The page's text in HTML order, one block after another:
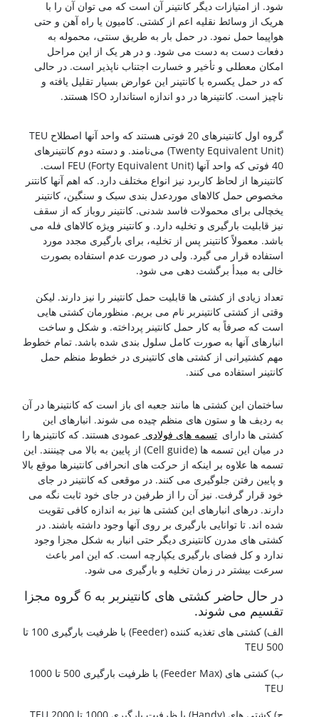
شود. از امتیازات دیگر کانتینر آن است که می توان آن را با
هریک از وسائط نقلیه اعم از کشتی. کامیون یا راه آهن و حتی
هواپیما حمل نمود. در حمل بار به طریق سنتی، محموله به
دفعات دست به دست می شود. و در هر یک از این مراحل
امکان معطلی و تأخیر و خسارت اجتناب ناپذیر است. در حالی
که در حمل یکسره با کانتینر این عوارض بسیار تقلیل یافته و
ناچیز است. کانتینرها در دو اندازه استاندارد ISO هستند.
گروه اول کانتینرهای 20 فوتی هستند که واحد آنها اصطلاح TEU
(Twenty Equivalent Unit) می‌نامند. و دسته دوم کانتینرهای
40 فوتی که واحد آنها FEU (Forty Equivalent Unit) است.
کانتینرها از لحاظ کاربرد نیز انواع مختلف دارد. که اهم آنها کانتنر
مخصوص حمل کالاهای موردعدل بندی سبک و سنگین، کانتینر
یخچالی برای محمولات فاسد شدنی. کانتینر روباز که از سقف
نیز قابلیت بارگیری و تخلیه دارد. و کانتینر ویژه کالاهای فله می
باشد. معمولاً کانتینر پس از تخلیه، برای بارگیری مجدد مورد
استفاده قرار می گیرد. ولی در صورت عدم استفاده بصورت
خالی به مبدأ برگشت دهی می شود.
تعداد زیادی از کشتی ها قابلیت حمل کانتینر را نیز دارند. لیکن
وقتی از کشتی کانتینربر نام می بریم. منظورمان کشتی هایی
است که صرفاً به کار حمل کانتینر پرداخته. و شکل و ساخت
انبارهای آنها به صورت کامل سلول بندی شده باشد. تمام خطوط
مهم کشتیرانی از کشتی های کانتینری در خطوط منظم حمل
کانتینر استفاده می کنند.
ساختمان این کشتی ها مانند جعبه ای باز است که کانتینرها در آن
به ردیف ها و ستون های منظم چیده می شوند. انبارهای این
کشتی ها دارای تسمه های فولادی عمودی هستند. که کانتینرها را
در میان این تسمه ها (Cell guide) از پایین به بالا می چیننند. این
تسمه ها علاوه بر اینکه از حرکت های انحرافی کانتینرها موقع بالا
و پایین رفتن جلوگیری می کنند. در موقعی که کانتینر در جای
خود قرار گرفت. نیز آن را از طرفین در جای خود ثابت نگه می
دارند. درهای انبارهای این کشتی ها نیز به اندازه کافی تقویت
شده اند. تا توانایی بارگیری بر روی آنها وجود داشته باشند. در
کشتی های مدرن کانتینری دیگر حتی انبار به شکل مجزا وجود
ندارد و کل فضای بارگیری یکپارچه است. که این امر باعث
سرعت بیشتر در زمان تخلیه و بارگیری می شود.
در حال حاضر کشتی های کانتینربر به 6 گروه مجزا
تقسیم می شوند.
الف) کشتی های تغذیه کننده (Feeder) با ظرفیت بارگیری 100 تا
500 TEU
ب) کشتی های (Feeder Max) با ظرفیت بارگیری 500 تا 1000
TEU